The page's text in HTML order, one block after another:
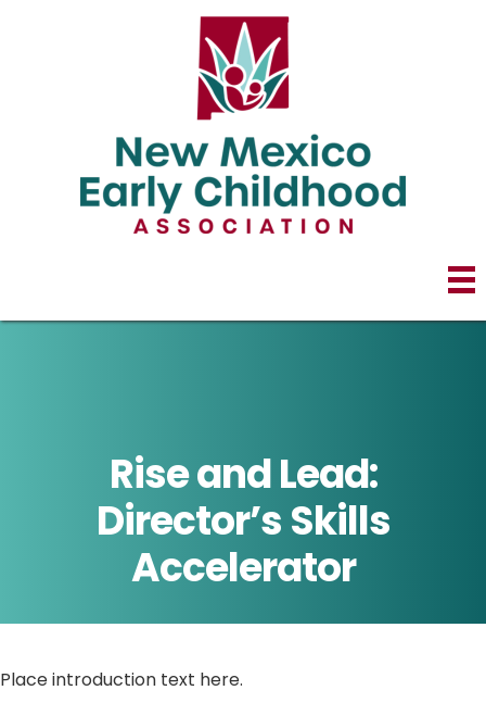
Rise and Lead:
Director’s Skills
Accelerator
Place introduction text here.